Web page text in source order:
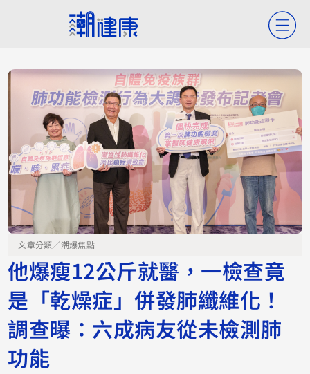
文章分類／潮爆焦點
他爆瘦12公斤就醫，一檢查竟
是「乾燥症」併發肺纖維化！
調查曝：六成病友從未檢測肺
功能